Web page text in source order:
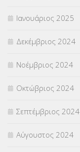
Ιανουάριος 2025
Δεκέμβριος 2024
Νοέμβριος 2024
Οκτώβριος 2024
Σεπτέμβριος 2024
Αύγουστος 2024